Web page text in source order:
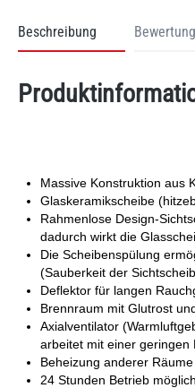
Beschreibung
Massive Konstruktion aus
Glaskeramikscheibe
Rahmenlose Design-
dadurch wirkt die
Die Scheibenspülung
(Sauberkeit der
Deflektor für langen
Brennraum mit Glutrost
Axialventilator
arbeitet mit einer geringen
Beheizung anderer
24 Stunden Betrieb möglich